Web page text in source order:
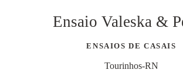
Ensaio Valeska &
ENSAIOS DE CASAIS
Tourinhos-RN